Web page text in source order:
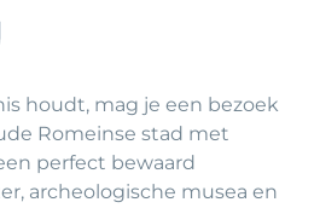
houdt, mag je een bezoek
Romeinse stad met
perfect bewaard
archeologische musea en